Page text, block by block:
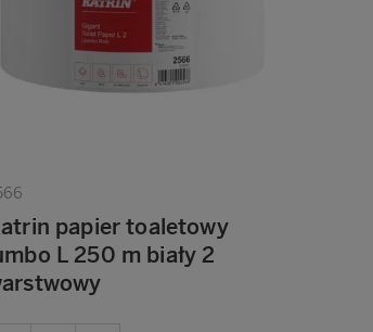
papier toaletowy
L 250 m biały 2